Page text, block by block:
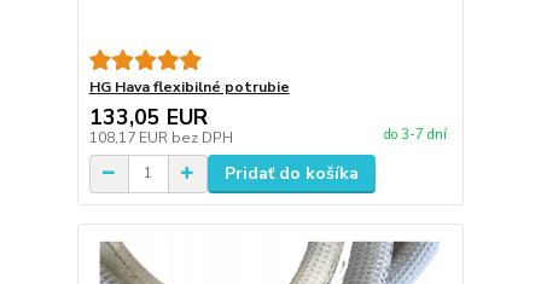
HG Hava flexibilné potrubie
133,05 EUR
108,17 EUR bez DPH do 3-7 dní
Pridať do košíka